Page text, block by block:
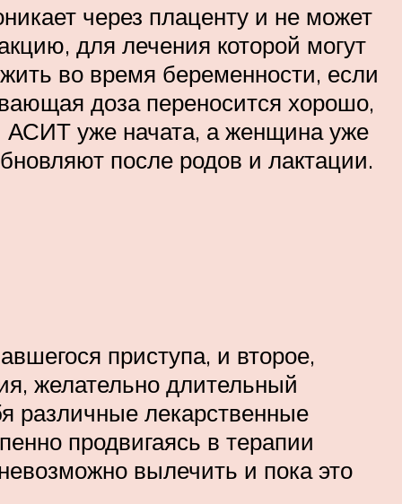
через плаценту и не может
для лечения которой могут
во время беременности, если
доза переносится хорошо,
АСИТ уже начата, а женщина уже
после родов и лактации.
приступа, и второе,
желательно длительный
различные лекарственные
продвигаясь в терапии
вылечить и пока это